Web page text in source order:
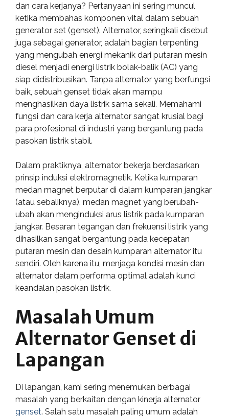
dan cara kerjanya? Pertanyaan ini sering muncul
ketika membahas komponen vital dalam sebuah
generator set (genset). Alternator, seringkali disebut
juga sebagai generator, adalah bagian terpenting
yang mengubah energi mekanik dari putaran mesin
diesel menjadi energi listrik bolak-balik (AC) yang
siap didistribusikan. Tanpa alternator yang berfungsi
baik, sebuah genset tidak akan mampu
menghasilkan daya listrik sama sekali. Memahami
fungsi dan cara kerja alternator sangat krusial bagi
para profesional di industri yang bergantung pada
pasokan listrik stabil.
Dalam praktiknya, alternator bekerja berdasarkan
prinsip induksi elektromagnetik. Ketika kumparan
medan magnet berputar di dalam kumparan jangkar
(atau sebaliknya), medan magnet yang berubah-
ubah akan menginduksi arus listrik pada kumparan
jangkar. Besaran tegangan dan frekuensi listrik yang
dihasilkan sangat bergantung pada kecepatan
putaran mesin dan desain kumparan alternator itu
sendiri. Oleh karena itu, menjaga kondisi mesin dan
alternator dalam performa optimal adalah kunci
keandalan pasokan listrik.
Masalah Umum
Alternator Genset di
Lapangan
Di lapangan, kami sering menemukan berbagai
masalah yang berkaitan dengan kinerja alternator
genset. Salah satu masalah paling umum adalah